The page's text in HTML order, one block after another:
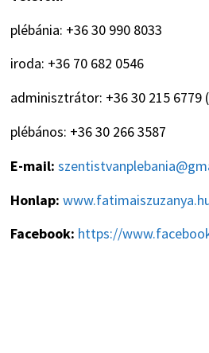
plébánia: +36 30 990 8033
iroda: +36 70 682 0546
adminisztrátor: +36 30 215 6779
plébános: +36 30 266 3587
E-mail:
Honlap:
Facebook: https://